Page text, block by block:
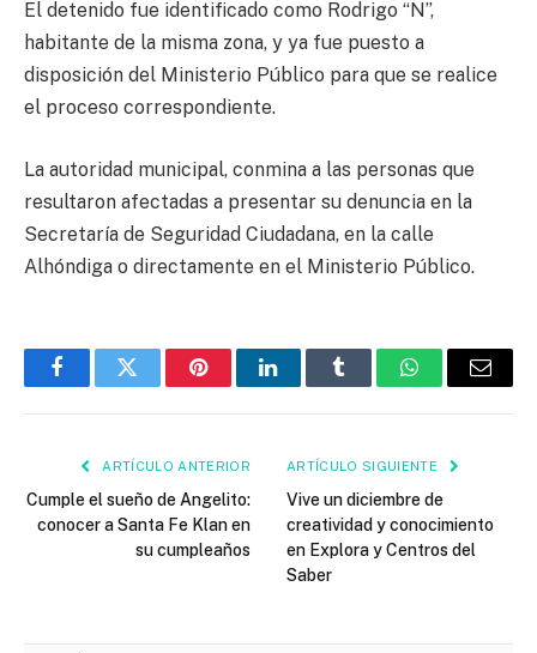
El detenido fue identificado como Rodrigo “N”,
habitante de la misma zona, y ya fue puesto a
disposición del Ministerio Público para que se realice
el proceso correspondiente.
La autoridad municipal, conmina a las personas que
resultaron afectadas a presentar su denuncia en la
Secretaría de Seguridad Ciudadana, en la calle
Alhóndiga o directamente en el Ministerio Público.
FacebookTwitter PinterestLinkedInTumblr WhatsAppEmail
ARTÍCULO ANTERIOR
Cumple el sueño de Angelito:
conocer a Santa Fe Klan en
su cumpleaños
ARTÍCULO SIGUIENTE
Vive un diciembre de
creatividad y conocimiento
en Explora y Centros del
Saber